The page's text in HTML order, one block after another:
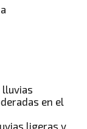
lluvias
en el
ligeras y